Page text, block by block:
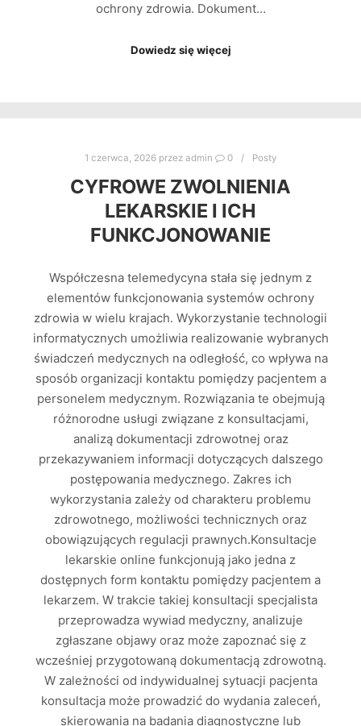
ochrony zdrowia. Dokument…
Dowiedz się więcej
1 czerwca, 2026 przez admin 0 Posty
CYFROWE ZWOLNIENIA
LEKARSKIE I ICH
FUNKCJONOWANIE
Współczesna telemedycyna stała się jednym z
elementów funkcjonowania systemów ochrony
zdrowia w wielu krajach. Wykorzystanie technologii
informatycznych umożliwia realizowanie wybranych
świadczeń medycznych na odległość, co wpływa na
sposób organizacji kontaktu pomiędzy pacjentem a
personelem medycznym. Rozwiązania te obejmują
różnorodne usługi związane z konsultacjami,
analizą dokumentacji zdrowotnej oraz
przekazywaniem informacji dotyczących dalszego
postępowania medycznego. Zakres ich
wykorzystania zależy od charakteru problemu
zdrowotnego, możliwości technicznych oraz
obowiązujących regulacji prawnych.Konsultacje
lekarskie online funkcjonują jako jedna z
dostępnych form kontaktu pomiędzy pacjentem a
lekarzem. W trakcie takiej konsultacji specjalista
przeprowadza wywiad medyczny, analizuje
zgłaszane objawy oraz może zapoznać się z
wcześniej przygotowaną dokumentacją zdrowotną.
W zależności od indywidualnej sytuacji pacjenta
konsultacja może prowadzić do wydania zaleceń,
skierowania na badania diagnostyczne lub